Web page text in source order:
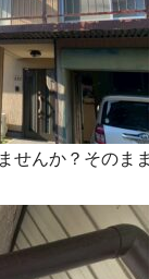
せんか？そのま